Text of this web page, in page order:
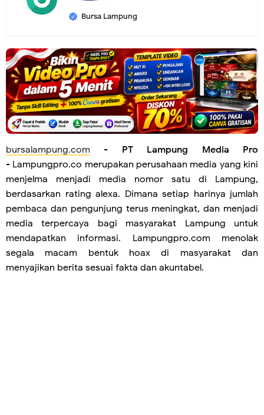
Bursa Lampung
bursalampung.com - PT Lampung Media Pro
- Lampungpro.co merupakan perusahaan media yang kini
menjelma menjadi media nomor satu di Lampung,
berdasarkan rating alexa. Dimana setiap harinya jumlah
pembaca dan pengunjung terus meningkat, dan menjadi
media terpercaya bagi masyarakat Lampung untuk
mendapatkan informasi. Lampungpro.com menolak
segala macam bentuk hoax di masyarakat dan
menyajikan berita sesuai fakta dan akuntabel.